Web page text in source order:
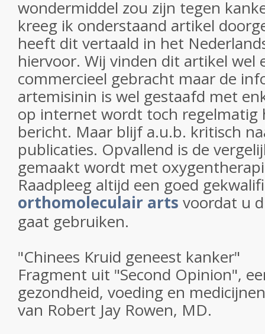
wondermiddel zou zijn tegen
kreeg ik onderstaand artikel
heeft dit vertaald in het
hiervoor. Wij vinden dit artikel wel
commercieel gebracht maar de
artemisinin is wel gestaafd met
op internet wordt toch regelmatig
bericht. Maar blijf a.u.b. kritisch
publicaties. Opvallend is de
gemaakt wordt met
Raadpleeg altijd een goed
orthomoleculair arts voordat u
gaat gebruiken.
"Chinees Kruid geneest kanker"
Fragment uit "Second Opinion",
gezondheid, voeding en
van Robert Jay Rowen, MD.